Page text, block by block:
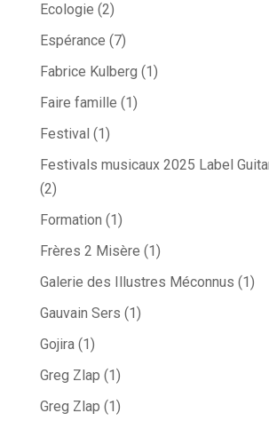
Ecologie (2)
Espérance (7)
Fabrice Kulberg (1)
Faire famille (1)
Festival (1)
Festivals musicaux 2025 Label
(2)
Formation (1)
Frères 2 Misère (1)
Galerie des Illustres Méconnus (1)
Gauvain Sers (1)
Gojira(1)
Greg Zlap (1)
Greg Zlap (1)